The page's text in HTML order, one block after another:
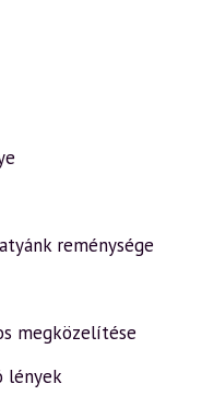
reménysége
megközelítése
lények